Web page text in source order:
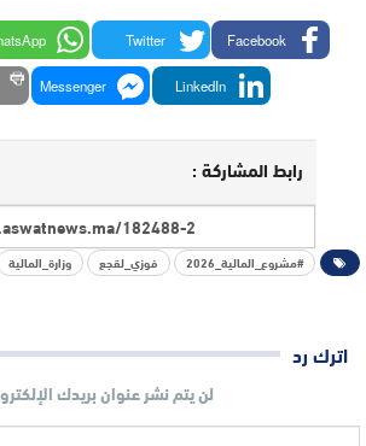
Facebook
Twitter
LinkedIn
Messenger
رابط المشاركة :
#مشروع_المالية_2026 فوزي_لقجع وزارة_المالية
اترك رد
لن يتم نشر عنوان بريدك